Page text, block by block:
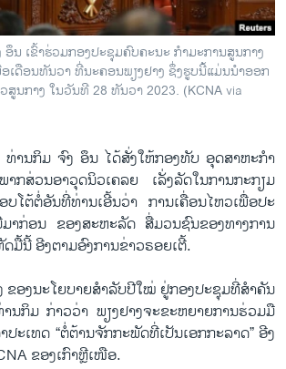
ຽງ
ນ ເຂົ້າ​ຮ່ວມກອງ​ປະ​ຊຸມຄົບ​ຄະ​ນະ ກຳ​ມະ​ການ​ສູນ​ກາງ​
ເດືອນ​ທັນ​ວາ ທີ່​ນະ​ຄອນ​ພຽງ​ຢາງ ຊຶ່ງ​​ຮູບນີ້ແມ່ນ​ນຳ​ອອກ​
ສູນ​ກາງ ໃນ​ວັນ​ທີ 28 ທັນ​ວາ 2023. (KCNA via
ທ່ານ​ກິມ ຈົງ ອຶນ ໄດ້​ສັ່ງ​ໃຫ້​ກອງ​ທັບ ອຸດ​ສາ​ຫະ​ກຳ​
ກ​ສ່ວນ​ອາ​ວຸດ​ນິວ​ເຄ​ລຍ ເລັ່ງ​ລັດ​ໃນ​ການ​ກະ​ກຽມ​
ບ​ໂຕ້​ຕໍ່​ອັນ​ທີ່​ທ່ານ​ເອີ້ນ​ວ່າ ການເຄື່ອນ​ໄຫວ​ເພື່ອປະ​
າ​ກ່ອນ ​ຂອງ​ສະ​ຫະ​ລັດ ສື່ມວນ​ຊົນ​ຂອ​ງ​ທາງ​ການ​
ມື້ນີ້ ອີງຕາມ​ອົງ​ການ​ຂ່າວ​ຣອຍ​ເຕີ້.
ຂອງ​ນະ​ໂຍ​ບາຍ​ສຳ​ລັບ​ປີ​ໃໝ່ ຢູ່ກອງ​ປະ​ຊຸມ​ທີ່​ສຳ​ຄັນ
ນ​ກິມ ກ່າວ​ວ່າ ພຽງ​ຢາງ​ຈະ​ຂະ​ຫຍາຍ​ການ​ຮ່ວມ​ມື​
ະ​ເທດ “ຕໍ່​ຕ້ານ​ຈັກ​ກະ​ພັດ​ທີ່​ເປັນ​ເອກ​ກະ​ລາດ” ອີງ​
ຂອງ​ເກົາ​ຫຼີ​ເໜືອ​.